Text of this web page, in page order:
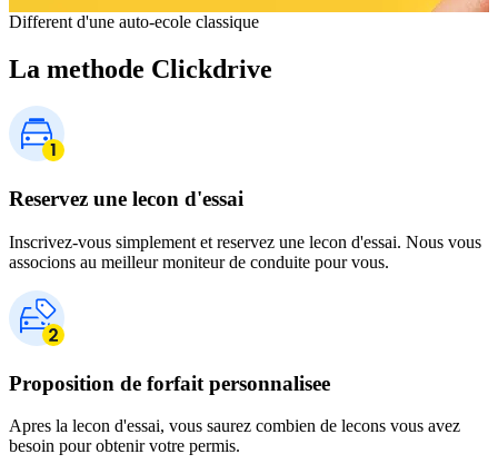
Different d'une auto-ecole classique
La methode Clickdrive
Reservez une lecon d'essai
Inscrivez-vous simplement et reservez une lecon d'essai. Nous vous
associons au meilleur moniteur de conduite pour vous.
Proposition de forfait personnalisee
Apres la lecon d'essai, vous saurez combien de lecons vous avez
besoin pour obtenir votre permis.